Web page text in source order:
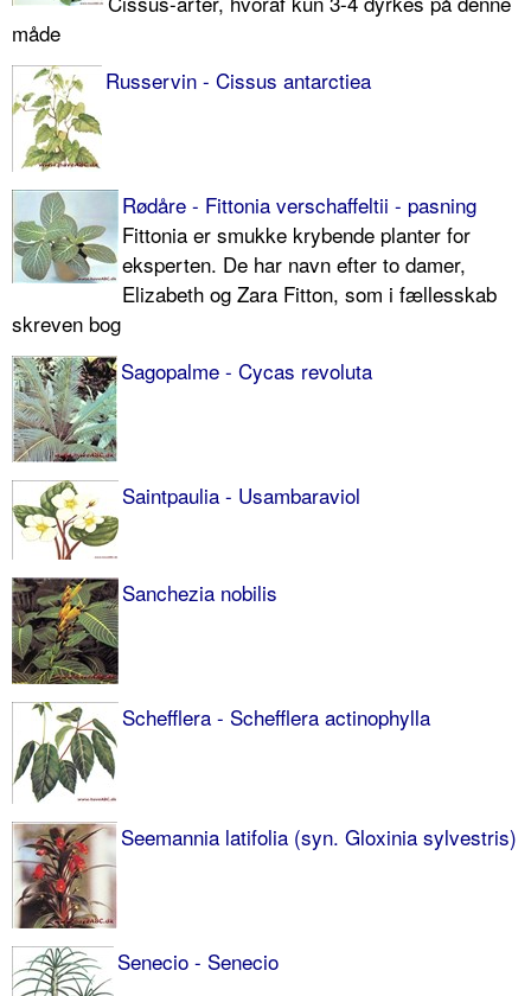
måde
Russervin - Cissus antarctiea
Rødåre - Fittonia verschaffeltii - pasning
Fittonia er smukke krybende planter for
eksperten. De har navn efter to damer,
Elizabeth og Zara Fitton, som i fællesskab
skreven bog
Sagopalme - Cycas revoluta
Saintpaulia - Usambaraviol
Sanchezia nobilis
Schefflera - Schefflera actinophylla
Seemannia latifolia (syn. Gloxinia sylvestris)
Senecio - Senecio